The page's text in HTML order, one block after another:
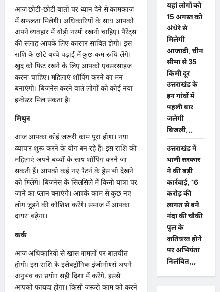
आज छोटी-छोटी बातों पर ध्यान देने से कामकाज
में सफलता मिलेगी। अधिकारियों के साथ आपको
अपने व्यवहार में थोड़ी नरमी रखनी चाहिए। पैरेंट्स
की सलाह आपके लिए कारगर साबित होगी। इस
राशि के छोटे बच्चे पढ़ाई में कुछ कम रूचि लेंगे।
खुद को फिट रखने के लिए आपको एक्सरसाइज
करना चाहिए। महिलाएं शॉपिंग करने का मन
बनाएंगी। बिजनेस करने वाले लोगों को कोई नया
इन्वेस्टर मिल सकता है।
मिथुन
आज आपका कोई जरूरी काम पूरा होगा। नया
व्यापार शुरू करने के योग बन रहे हैं। इस राशि की
महिलाएं अपने बच्चों के साथ शॉपिंग करने जा
सकती हैं। आपको कई नए पैटर्न के ड्रेस भी देखने
को मिलेंगे। बिजनेस के सिलसिले में किसी यात्रा पर
जाने का प्लान बनाएंगे। आपके काम से कुछ नए
लोग जुड़ने की कोशिश करेंगे। समाज में आपका
दायरा बढ़ेगा।
कर्क
आज अधिकारियों से खास मामलों पर बातचीत
होगी। इस राशि के इलेक्ट्रॉनिक इंजीनीयर्स अपने
अनुभव का प्रयोग सही दिशा में करेंगे, इससे
आपको फायदा होगा। किसी जरूरी काम को करने
यहां लोगों को
15 अगस्त को
अंधेरे से
मिलेगी
आजादी, चीन
सीमा से 35
किमी दूर
उत्तराखंड के
इन गांवों में
पहली बार
जलेगी
बिजली,,,
उत्तराखंड में
धामी सरकार
ने की बड़ी
कार्रवाई, 16
करोड़ की
लागत से बने
नंदा की चौकी
पुल के
क्षतिग्रस्त होने
पर अभियंता
निलंबित,,,